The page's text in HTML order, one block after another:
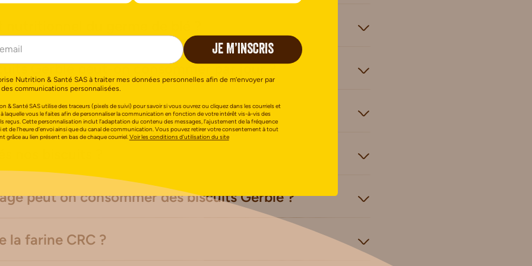
du germe de blé ?
Gerblé peut-on consommer par jour ?
les produits Gerblé ?
nos biscuits ?
peut on consommer des biscuits Gerblé ?
la farine CRC ?
JE M’INSCRIS
Nutrition & Santé SAS à traiter mes données personnelles afin de m’envoyer par
communications personnalisées.
& Santé SAS utilise des traceurs (pixels de suivi) pour savoir si vous ouvrez ou cliquez dans les courriels et
à laquelle vous le faites afin de personnaliser la communication en fonction de votre intérêt vis-à-vis des
reçus. Cette personnalisation inclut l’adaptation du contenu des messages, l’ajustement de la fréquence
et de l’heure d’envoi ainsi que du canal de communication. Vous pouvez retirer votre consentement à tout
grâce au lien présent en bas de chaque courriel.Voir les conditions d’utilisation du site